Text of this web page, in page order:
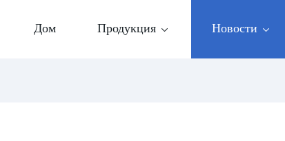
Дом Продукция Новости